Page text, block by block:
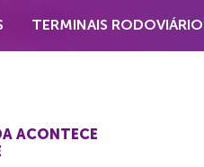
TERMINAIS
ACONTECE